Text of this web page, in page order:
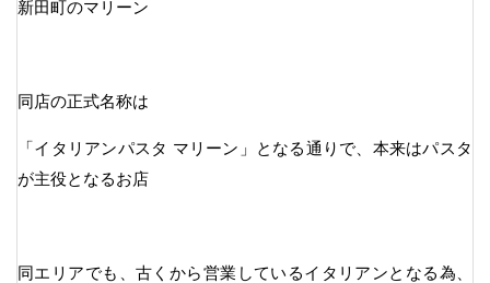
新田町のマリーン
同店の正式名称は
「イタリアンパスタ マリーン」となる通りで、本来はパスタ
が主役となるお店
同エリアでも、古くから営業しているイタリアンとなる為、